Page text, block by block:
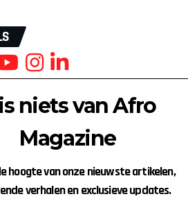
niets van Afro
Magazine
hoogte van onze nieuwste artikelen,
verhalen en exclusieve updates.